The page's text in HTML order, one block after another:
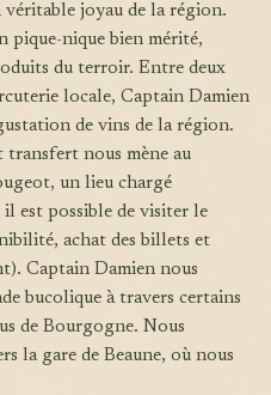
joyau de la région.
pique-nique bien mérité,
du terroir. Entre deux
locale, Captain Damien
de vins de la région.
transfert nous mène au
un lieu chargé
il est possible de visiter le
achat des billets et
Captain Damien nous
bucolique à travers certains
de Bourgogne. Nous
la gare de Beaune, où nous